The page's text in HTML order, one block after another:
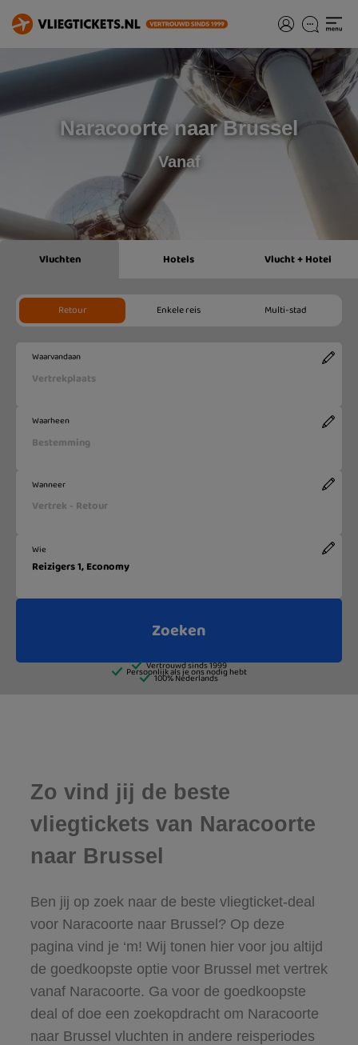
Naracoorte naar Brussel
Vanaf
Zo vind jij de beste
vliegtickets van Naracoorte
naar Brussel
Ben jij op zoek naar de beste vliegticket-deal
voor Naracoorte naar Brussel? Op deze
pagina vind je ‘m! Wij tonen hier voor jou altijd
de goedkoopste optie voor Brussel met vertrek
vanaf Naracoorte. Ga voor de goedkoopste
deal of doe een zoekopdracht om Naracoorte
naar Brussel vluchten in andere reisperiodes